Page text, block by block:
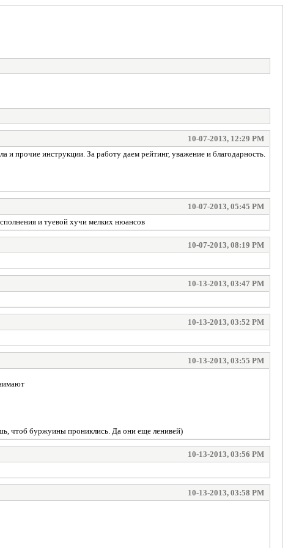
10-07-2013, 12:29 PM
прочие инструкции. За работу даем рейтинг, уважение и благодарность.
10-07-2013, 05:45 PM
и туевой хучи мелких нюансов
10-07-2013, 08:19 PM
10-13-2013, 03:47 PM
10-13-2013, 03:52 PM
10-13-2013, 03:55 PM
чтоб буржуины прониклись. Да они еще ленивей)
10-13-2013, 03:56 PM
10-13-2013, 03:58 PM